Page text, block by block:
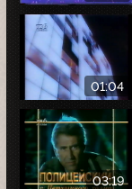
01:04
03:19